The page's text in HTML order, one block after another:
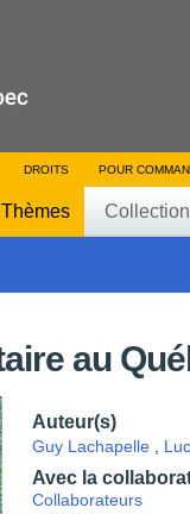
DROITS POUR
Thèmes
au
Auteur(s)
Guy Lachapelle
Avec la
Collaborateurs